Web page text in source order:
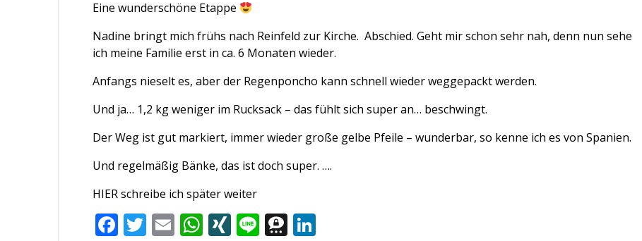
Eine wunderschöne Etappe
Nadine bringt mich frühs nach Reinfeld zur Kirche. Abschied. Geht mir schon sehr nah, denn nun sehe
ich meine Familie erst in ca. 6 Monaten wieder.
Anfangs nieselt es, aber der Regenponcho kann schnell wieder weggepackt werden.
Und ja… 1,2 kg weniger im Rucksack – das fühlt sich super an… beschwingt.
Der Weg ist gut markiert, immer wieder große gelbe Pfeile – wunderbar, so kenne ich es von Spanien.
Und regelmäßig Bänke, das ist doch super. ….
HIER schreibe ich später weiter
F T E W XI Li T